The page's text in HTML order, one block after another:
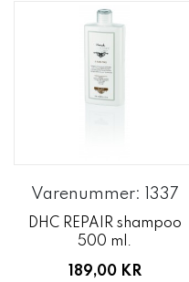
Varenummer: 1337
DHC REPAIR shampoo
500 ml.
189,00 KR